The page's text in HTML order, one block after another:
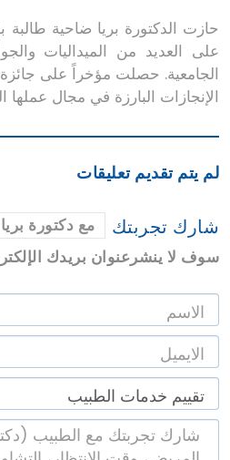
حازت الدكتورة بريا ضاحية طالبة
على العديد من الميداليات
الجامعية. حصلت مؤخراً على
الإنجازات البارزة في مجال عملها
لم يتم تقديم تعليقات
شارك تجربتك
مع دكتورة
سوف لا ينشرعنوان بريدك